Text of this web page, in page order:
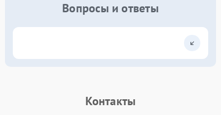
Вопросы и ответы
Контакты